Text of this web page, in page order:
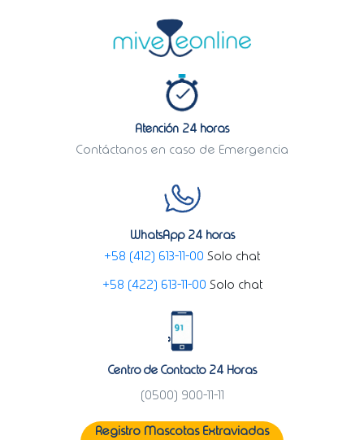
Atención 24 horas
Contáctanos en caso de Emergencia
WhatsApp 24 horas
+58 (412) 613-11-00 Solo chat
+58 (422) 613-11-00 Solo chat
Centro de Contacto 24 Horas
(0500) 900-11-11
Registro Mascotas Extraviadas